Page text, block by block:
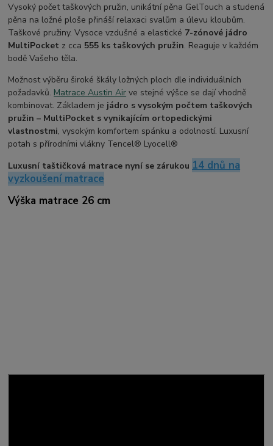
Vysoký počet taškových pružin, unikátní pěna GelTouch a studená
pěna na ložné ploše přináší relaxaci svalům a úlevu kloubům.
Taškové pružiny. Vysoce vzdušné a elastické 7-zónové jádro
MultiPocket z cca 555 ks taškových pružin. Reaguje v každém
bodě Vašeho těla.
Možnost výběru široké škály ložných ploch dle individuálních
požadavků. Matrace Austin Air ve stejné výšce se dají vhodně
kombinovat. Základem je jádro s vysokým počtem taškových
pružin – MultiPocket s vynikajícím ortopedickými
vlastnostmi, vysokým komfortem spánku a odolností. Luxusní
potah s přírodními vlákny Tencel® Lyocell®
Luxusní taštičková matrace nyní se zárukou 14 dnů na
vyzkoušení matrace
Výška matrace 26 cm